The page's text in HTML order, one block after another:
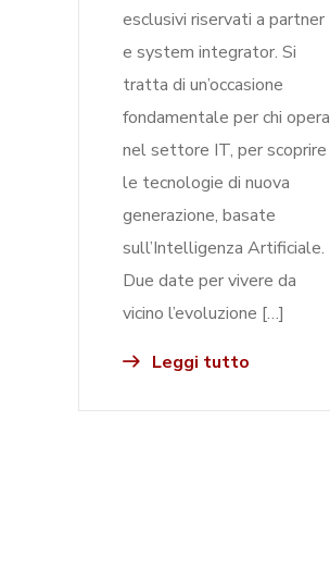
esclusivi riservati a partner
e system integrator. Si
tratta di un’occasione
fondamentale per chi opera
nel settore IT, per scoprire
le tecnologie di nuova
generazione, basate
sull’Intelligenza Artificiale.
Due date per vivere da
vicino l’evoluzione […]
Leggi tutto